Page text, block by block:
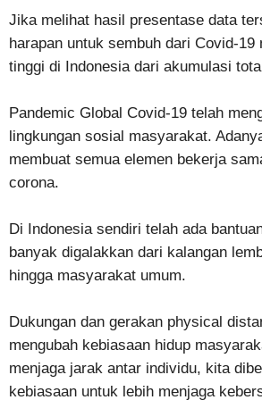
Jika melihat hasil presentase data
harapan untuk sembuh dari Covid-19
tinggi di Indonesia dari akumulasi
Pandemic Global Covid-19 telah
lingkungan sosial masyarakat.
membuat semua elemen bekerja
corona.
Di Indonesia sendiri telah ada
banyak digalakkan dari kalangan
hingga masyarakat umum.
Dukungan dan gerakan physical
mengubah kebiasaan hidup
menjaga jarak antar individu, kita
kebiasaan untuk lebih menjaga